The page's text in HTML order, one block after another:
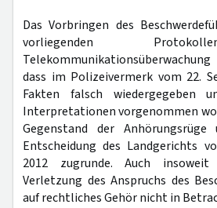
Das Vorbringen des
vorliegenden
dass im Polizeivermerk vom 22.
Fakten falsch wiedergegeben
Interpretationen vorgenommen
Gegenstand der
Entscheidung des Landgerichts
2012 zugrunde. Auch
Verletzung des Anspruchs des
auf rechtliches Gehör nicht in